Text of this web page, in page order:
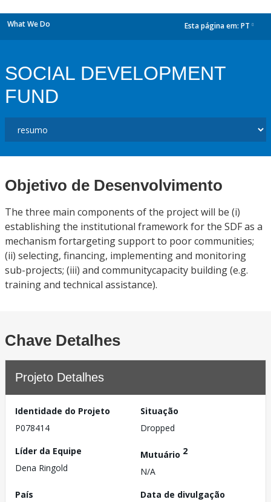
What We Do Esta página em: PT
SOCIAL DEVELOPMENT
FUND
Objetivo de Desenvolvimento
The three main components of the project will be (i)
establishing the institutional framework for the SDF as a
mechanism fortargeting support to poor communities;
(ii) selecting, financing, implementing and monitoring
sub-projects; (iii) and communitycapacity building (e.g.
training and technical assistance).
Chave Detalhes
Projeto Detalhes
Identidade do Projeto
P078414
Situação
Dropped
Líder da Equipe
Dena Ringold
Mutuário 2
N/A
País
Data de divulgação